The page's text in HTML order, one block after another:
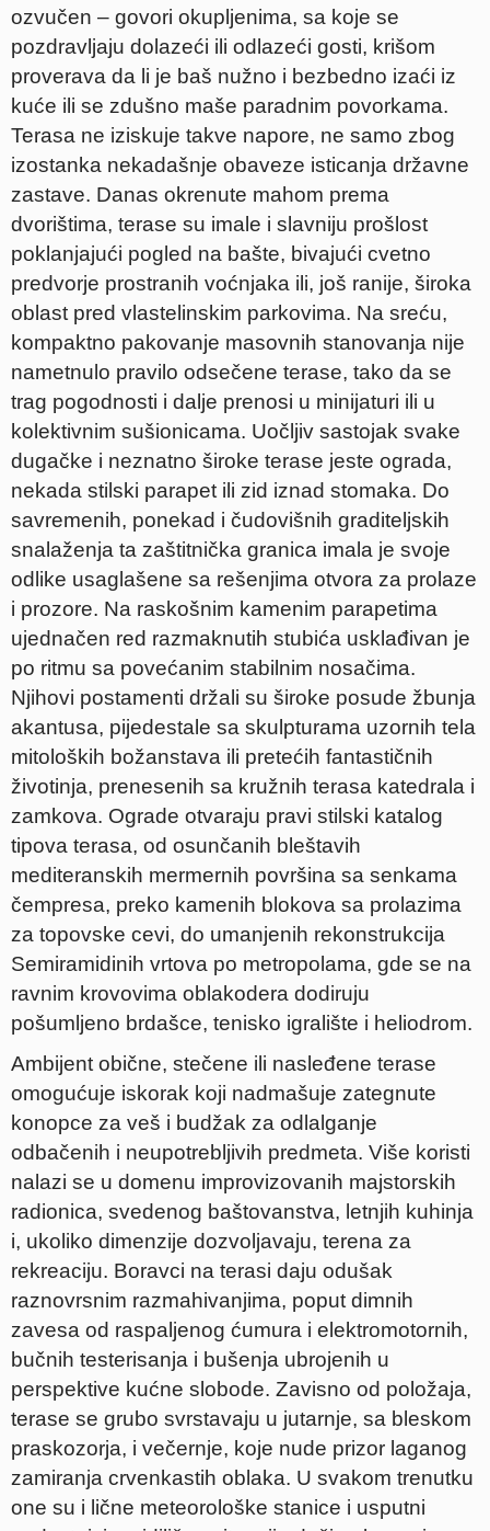
ozvučen – govori okupljenima, sa koje se
pozdravljaju dolazeći ili odlazeći gosti, krišom
proverava da li je baš nužno i bezbedno izaći iz
kuće ili se zdušno maše paradnim povorkama.
Terasa ne iziskuje takve napore, ne samo zbog
izostanka nekadašnje obaveze isticanja državne
zastave. Danas okrenute mahom prema
dvorištima, terase su imale i slavniju prošlost
poklanjajući pogled na bašte, bivajući cvetno
predvorje prostranih voćnjaka ili, još ranije, široka
oblast pred vlastelinskim parkovima. Na sreću,
kompaktno pakovanje masovnih stanovanja nije
nametnulo pravilo odsečene terase, tako da se
trag pogodnosti i dalje prenosi u minijaturi ili u
kolektivnim sušionicama. Uočljiv sastojak svake
dugačke i neznatno široke terase jeste ograda,
nekada stilski parapet ili zid iznad stomaka. Do
savremenih, ponekad i čudovišnih graditeljskih
snalaženja ta zaštitnička granica imala je svoje
odlike usaglašene sa rešenjima otvora za prolaze
i prozore. Na raskošnim kamenim parapetima
ujednačen red razmaknutih stubića usklađivan je
po ritmu sa povećanim stabilnim nosačima.
Njihovi postamenti držali su široke posude žbunja
akantusa, pijedestale sa skulpturama uzornih tela
mitoloških božanstava ili pretećih fantastičnih
životinja, prenesenih sa kružnih terasa katedrala i
zamkova. Ograde otvaraju pravi stilski katalog
tipova terasa, od osunčanih bleštavih
mediteranskih mermernih površina sa senkama
čempresa, preko kamenih blokova sa prolazima
za topovske cevi, do umanjenih rekonstrukcija
Semiramidinih vrtova po metropolama, gde se na
ravnim krovovima oblakodera dodiruju
pošumljeno brdašce, tenisko igralište i heliodrom.
Ambijent obične, stečene ili nasleđene terase
omogućuje iskorak koji nadmašuje zategnute
konopce za veš i budžak za odlalganje
odbačenih i neupotrebljivih predmeta. Više koristi
nalazi se u domenu improvizovanih majstorskih
radionica, svedenog baštovanstva, letnjih kuhinja
i, ukoliko dimenzije dozvoljavaju, terena za
rekreaciju. Boravci na terasi daju odušak
raznovrsnim razmahivanjima, poput dimnih
zavesa od raspaljenog ćumura i elektromotornih,
bučnih testerisanja i bušenja ubrojenih u
perspektive kućne slobode. Zavisno od položaja,
terase se grubo svrstavaju u jutarnje, sa bleskom
praskozorja, i večernje, koje nude prizor laganog
zamiranja crvenkastih oblaka. U svakom trenutku
one su i lične meteorološke stanice i usputni